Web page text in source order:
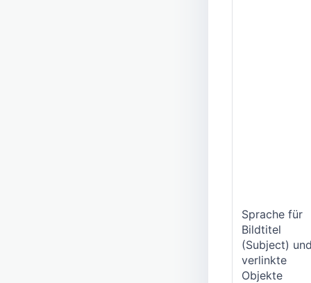
Sprache für
Bildtitel
(Subject)
verlinkte
Objekte